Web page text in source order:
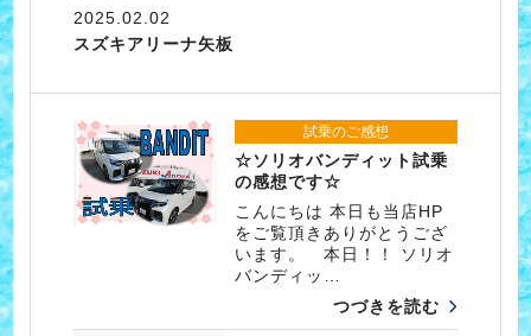
2025.02.02
スズキアリーナ矢板
試乗のご感想
☆ソリオバンディット試乗
の感想です☆
こんにちは 本日も当店HP
をご覧頂きありがとうござ
います。 本日！！ ソリオ
バンディッ…
つづきを読む